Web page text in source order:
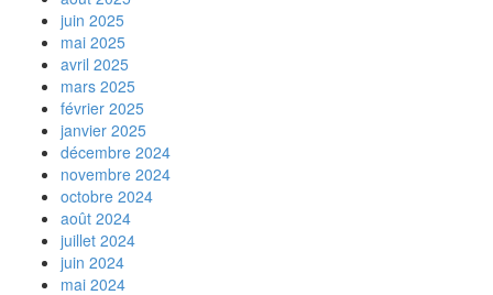
juin 2025
mai 2025
avril 2025
mars 2025
février 2025
janvier 2025
décembre 2024
novembre 2024
octobre 2024
août 2024
juillet 2024
juin 2024
mai 2024